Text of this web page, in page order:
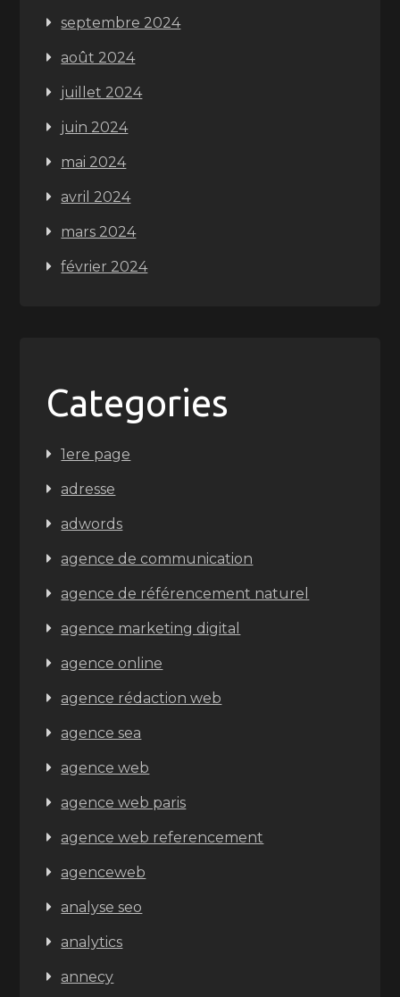
septembre 2024
août 2024
juillet 2024
juin 2024
mai 2024
avril 2024
mars 2024
février 2024
Categories
1ere page
adresse
adwords
agence de communication
agence de référencement naturel
agence marketing digital
agence online
agence rédaction web
agence sea
agence web
agence web paris
agence web referencement
agenceweb
analyse seo
analytics
annecy